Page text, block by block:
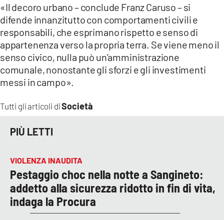
Tutti gli articoli diSocietà
«Il decoro urbano – conclude Franz Caruso – si
difende innanzitutto con comportamenti civili e
responsabili, che esprimano rispetto e senso di
appartenenza verso la propria terra. Se viene meno il
senso civico, nulla può un’amministrazione
comunale, nonostante gli sforzi e gli investimenti
messi in campo».
PIÙ LETTI
VIOLENZA INAUDITA
Pestaggio choc nella notte a Sangineto:
addetto alla sicurezza ridotto in fin di vita,
indaga la Procura